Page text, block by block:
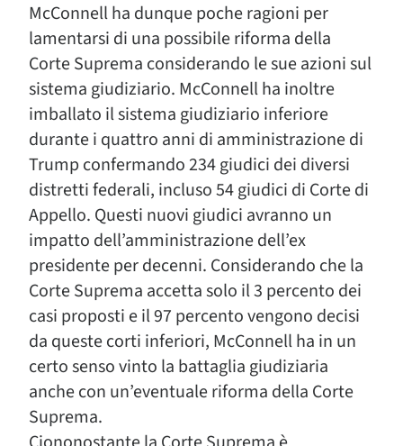
McConnell ha dunque poche ragioni per
lamentarsi di una possibile riforma della
Corte Suprema considerando le sue azioni sul
sistema giudiziario. McConnell ha inoltre
imballato il sistema giudiziario inferiore
durante i quattro anni di amministrazione di
Trump confermando 234 giudici dei diversi
distretti federali, incluso 54 giudici di Corte di
Appello. Questi nuovi giudici avranno un
impatto dell’amministrazione dell’ex
presidente per decenni. Considerando che la
Corte Suprema accetta solo il 3 percento dei
casi proposti e il 97 percento vengono decisi
da queste corti inferiori, McConnell ha in un
certo senso vinto la battaglia giudiziaria
anche con un’eventuale riforma della Corte
Suprema.